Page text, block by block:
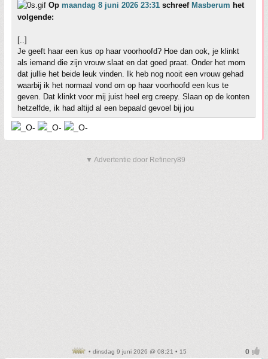
Op maandag 8 juni 2026 23:31 schreef Masberum het
volgende:
[..]
Je geeft haar een kus op haar voorhoofd? Hoe dan ook, je klinkt
als iemand die zijn vrouw slaat en dat goed praat. Onder het mom
dat jullie het beide leuk vinden. Ik heb nog nooit een vrouw gehad
waarbij ik het normaal vond om op haar voorhoofd een kus te
geven. Dat klinkt voor mij juist heel erg creepy. Slaan op de konten
hetzelfde, ik had altijd al een bepaald gevoel bij jou
▼ Advertentie door Refinery89
• dinsdag 9 juni 2026 @ 08:21 • 15